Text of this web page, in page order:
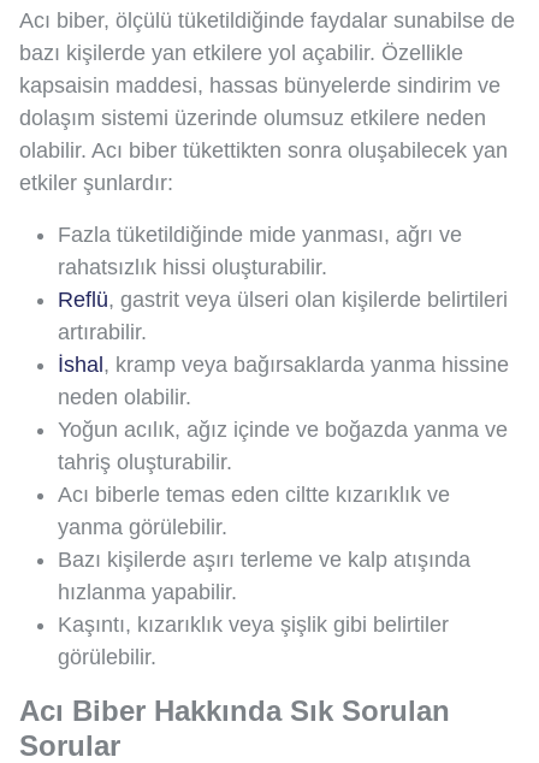
Acı biber, ölçülü tüketildiğinde faydalar sunabilse de
bazı kişilerde yan etkilere yol açabilir. Özellikle
kapsaisin maddesi, hassas bünyelerde sindirim ve
dolaşım sistemi üzerinde olumsuz etkilere neden
olabilir. Acı biber tükettikten sonra oluşabilecek yan
etkiler şunlardır:
Fazla tüketildiğinde mide yanması, ağrı ve
rahatsızlık hissi oluşturabilir.
Reflü, gastrit veya ülseri olan kişilerde belirtileri
artırabilir.
İshal, kramp veya bağırsaklarda yanma hissine
neden olabilir.
Yoğun acılık, ağız içinde ve boğazda yanma ve
tahriş oluşturabilir.
Acı biberle temas eden ciltte kızarıklık ve
yanma görülebilir.
Bazı kişilerde aşırı terleme ve kalp atışında
hızlanma yapabilir.
Kaşıntı, kızarıklık veya şişlik gibi belirtiler
görülebilir.
Acı Biber Hakkında Sık Sorulan
Sorular